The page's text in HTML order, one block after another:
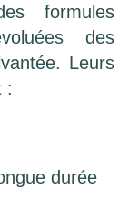
formules
des
Leurs
:
durée